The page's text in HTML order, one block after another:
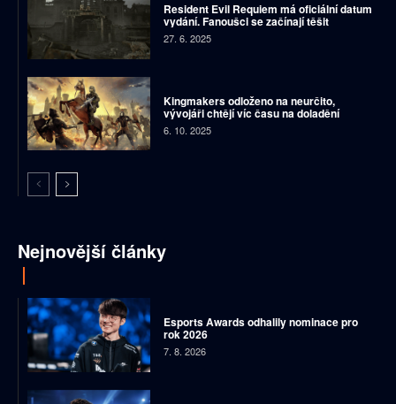
Resident Evil Requiem má oficiální datum
vydání. Fanoušci se začínají těšit
27. 6. 2025
Kingmakers odloženo na neurčito,
vývojáři chtějí víc času na doladění
6. 10. 2025
Nejnovější články
Esports Awards odhalily nominace pro
rok 2026
7. 8. 2026